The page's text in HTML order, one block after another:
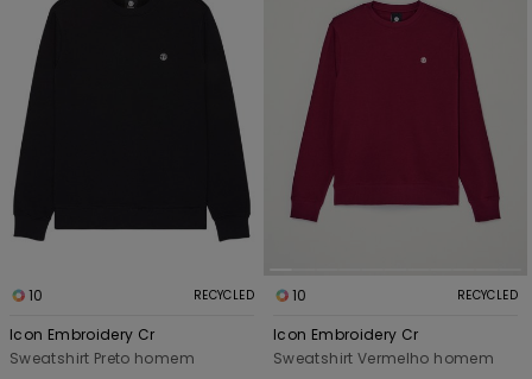
10 RECYCLED
Icon Embroidery Cr
Sweatshirt Preto homem
10 RECYCLED
Icon Embroidery Cr
Sweatshirt Vermelho homem